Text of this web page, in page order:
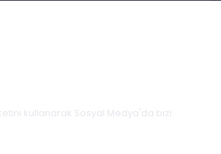
kullanarak Sosyal Medya'da bizi